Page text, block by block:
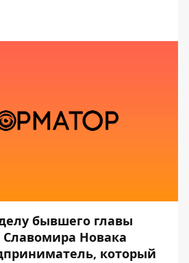
бывшего главы
Славомира Новака
который